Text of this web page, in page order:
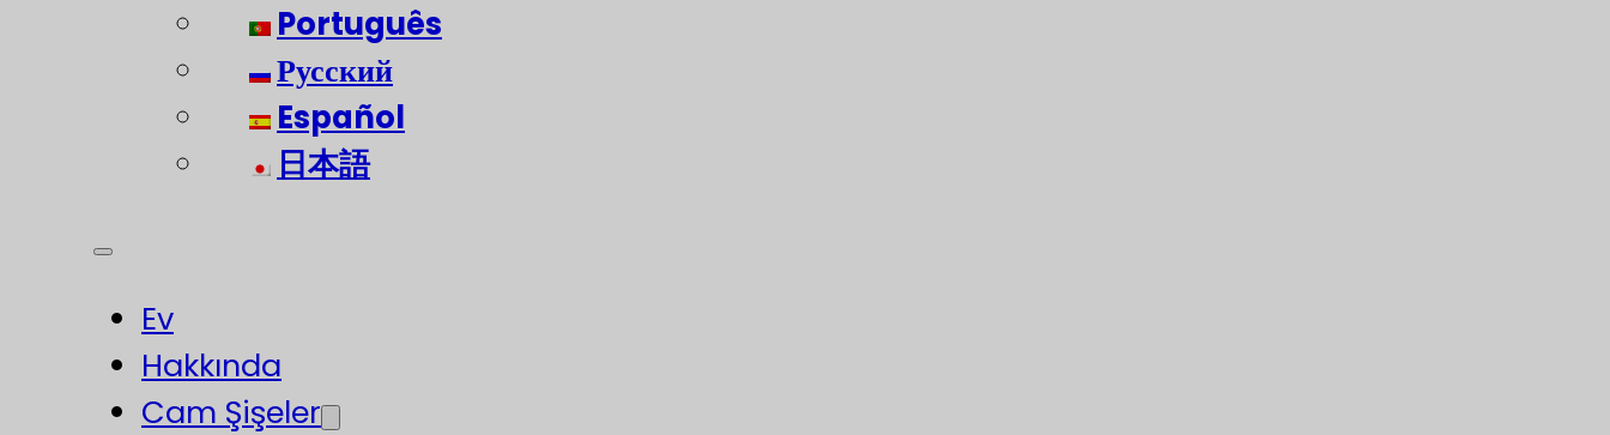
Português
Русский
Español
日本語
Ev
Hakkında
Cam Şişeler